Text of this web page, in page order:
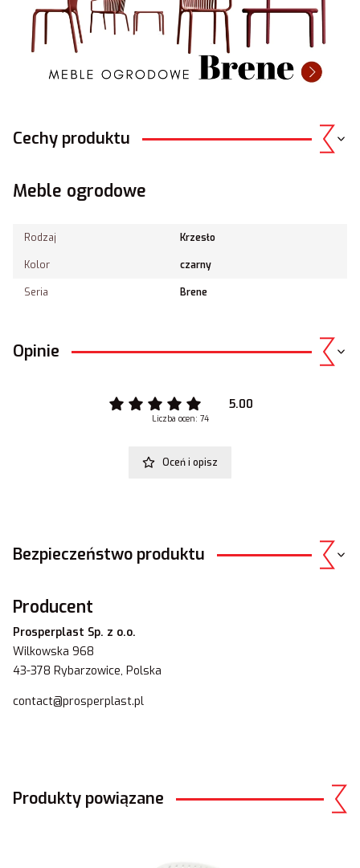
Cechy produktu
Meble ogrodowe
Rodzaj Krzesło
Kolor czarny
Seria Brene
Opinie
5.00
Liczba ocen: 74
Oceń i opisz
Bezpieczeństwo produktu
Producent
Prosperplast Sp. z o.o.
Wilkowska 968
43-378 Rybarzowice, Polska
contact@prosperplast.pl
Produkty powiązane